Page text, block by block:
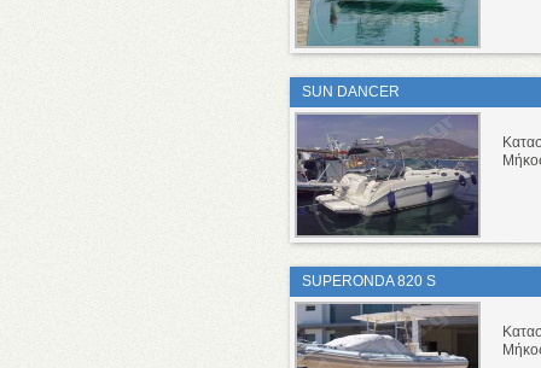
SUN DANCER
SUPERONDA 820 S